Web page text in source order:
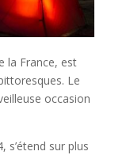
la France, est
Le
occasion
s’étend sur plus